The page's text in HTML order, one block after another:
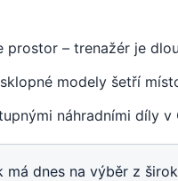
prostor – trenažér je
modely šetří
náhradními díly v
má dnes na výběr z